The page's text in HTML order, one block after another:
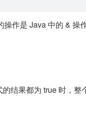
作是 Java 中的 & 操作
的结果都为 true 时，整